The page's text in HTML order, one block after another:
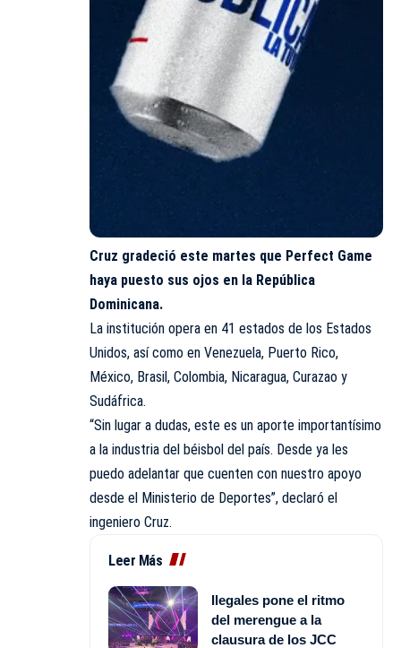
Cruz gradeció este martes que Perfect Game
haya puesto sus ojos en la República
Dominicana.
La institución opera en 41 estados de los Estados
Unidos, así como en Venezuela, Puerto Rico,
México, Brasil, Colombia, Nicaragua, Curazao y
Sudáfrica.
“Sin lugar a dudas, este es un aporte importantísimo
a la industria del béisbol del país. Desde ya les
puedo adelantar que cuenten con nuestro apoyo
desde el Ministerio de Deportes”, declaró el
ingeniero Cruz.
Leer Más
Ilegales pone el ritmo
del merengue a la
clausura de los JCC